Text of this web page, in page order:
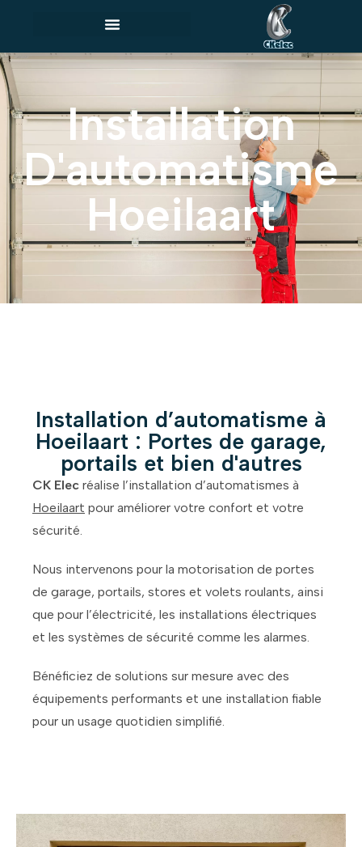
Installation
D'automatisme
Hoeilaart
Installation d’automatisme à
Hoeilaart : Portes de garage,
portails et bien d'autres
CK Elec réalise l’installation d’automatismes à
Hoeilaart pour améliorer votre confort et votre
sécurité.
Nous intervenons pour la motorisation de portes
de garage, portails, stores et volets roulants, ainsi
que pour l’électricité, les installations électriques
et les systèmes de sécurité comme les alarmes.
Bénéficiez de solutions sur mesure avec des
équipements performants et une installation fiable
pour un usage quotidien simplifié.